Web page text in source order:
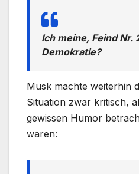
Ich meine, Feind Nr.
Demokratie?
Musk machte weiterhin
Situation zwar kritisch,
gewissen Humor
waren: